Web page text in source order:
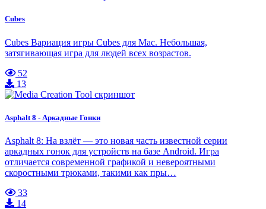
Cubes
Cubes Вариация игры Cubes для Mac. Небольшая,
затягивающая игра для людей всех возрастов.
52
13
Asphalt 8 - Аркадные Гонки
Asphalt 8: На взлёт — это новая часть известной серии
аркадных гонок для устройств на базе Android. Игра
отличается современной графикой и невероятными
скоростными трюками, такими как пры…
33
14